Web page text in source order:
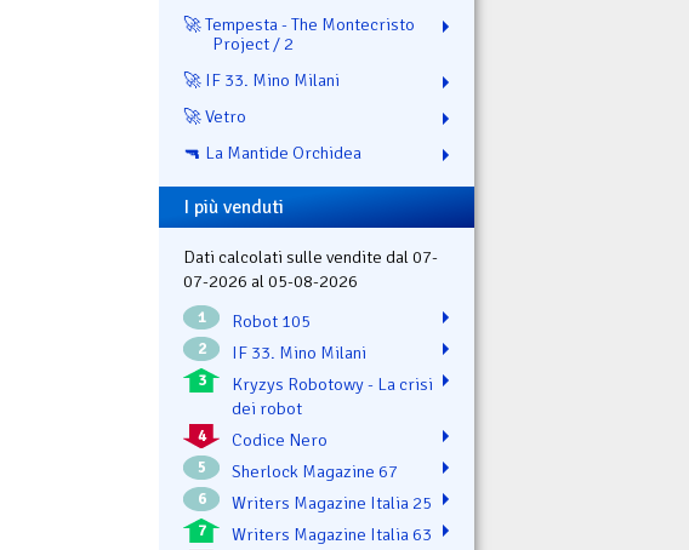
🚀 Tempesta - The Montecristo
Project / 2
🚀 IF 33. Mino Milani
🚀 Vetro
🔫 La Mantide Orchidea
I più venduti
Dati calcolati sulle vendite dal 07-
07-2026 al 05-08-2026
1 Robot 105
2 IF 33. Mino Milani
3
Kryzys Robotowy - La crisi
dei robot
4 Codice Nero
5 Sherlock Magazine 67
6 Writers Magazine Italia 25
7 Writers Magazine Italia 63